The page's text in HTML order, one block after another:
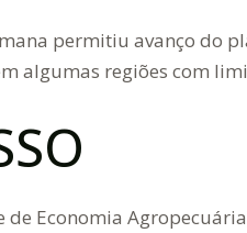
permitiu avanço do
algumas regiões com
de Economia